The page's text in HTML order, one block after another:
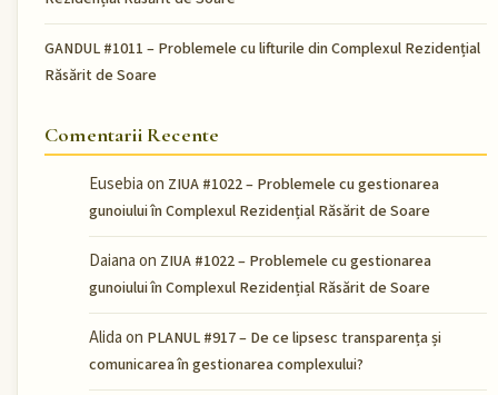
GANDUL #1011 – Problemele cu lifturile din Complexul Rezidențial
Răsărit de Soare
Comentarii Recente
Eusebiaon ZIUA #1022 – Problemele cu gestionarea
gunoiului în Complexul Rezidențial Răsărit de Soare
Daianaon ZIUA #1022 – Problemele cu gestionarea
gunoiului în Complexul Rezidențial Răsărit de Soare
Alidaon PLANUL #917 – De ce lipsesc transparența și
comunicarea în gestionarea complexului?